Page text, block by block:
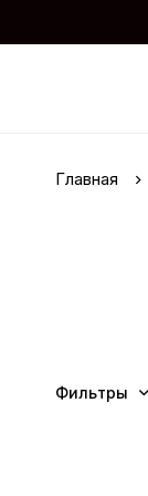
Главная
Фильтры